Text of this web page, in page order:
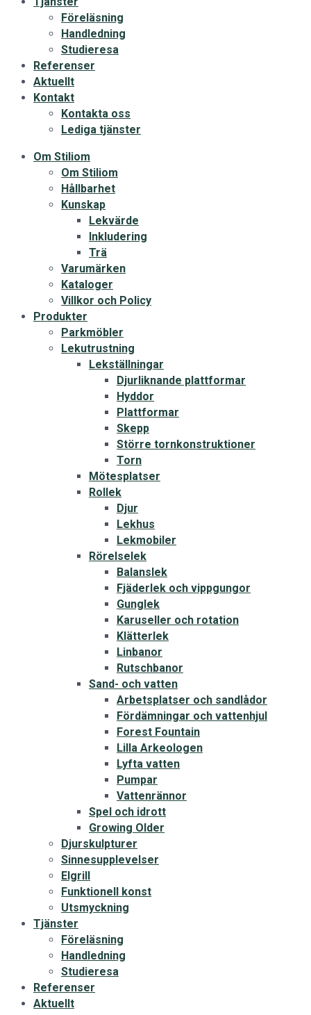
Föreläsning
Handledning
Studieresa
Referenser
Aktuellt
Kontakt
Kontakta oss
Lediga tjänster
Om Stiliom
Om Stiliom
Hållbarhet
Kunskap
Lekvärde
Inkludering
Trä
Varumärken
Kataloger
Villkor och Policy
Produkter
Parkmöbler
Lekutrustning
Lekställningar
Djurliknande plattformar
Hyddor
Plattformar
Skepp
Större tornkonstruktioner
Torn
Mötesplatser
Rollek
Djur
Lekhus
Lekmobiler
Rörelselek
Balanslek
Fjäderlek och vippgungor
Gunglek
Karuseller och rotation
Klätterlek
Linbanor
Rutschbanor
Sand- och vatten
Arbetsplatser och sandlådor
Fördämningar och vattenhjul
Forest Fountain
Lilla Arkeologen
Lyfta vatten
Pumpar
Vattenrännor
Spel och idrott
Growing Older
Djurskulpturer
Sinnesupplevelser
Elgrill
Funktionell konst
Utsmyckning
Tjänster
Föreläsning
Handledning
Studieresa
Referenser
Aktuellt